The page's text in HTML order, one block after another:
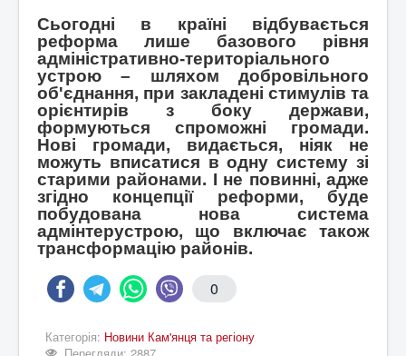
Сьогодні в країні відбувається
реформа лише базового рівня
адміністративно-територіального
устрою – шляхом добровільного
об'єднання, при закладені стимулів та
орієнтирів з боку держави,
формуються спроможні громади.
Нові громади, видається, ніяк не
можуть вписатися в одну систему зі
старими районами. І не повинні, адже
згідно концепції реформи, буде
побудована нова система
адмінтерустрою, що включає також
трансформацію районів.
0
Категорія: Новини Кам'янця та регіону